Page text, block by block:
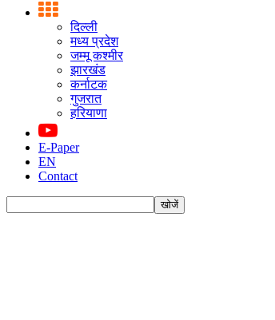
दिल्ली
मध्य प्रदेश
जम्मू कश्मीर
झारखंड
कर्नाटक
गुजरात
हरियाणा
E-Paper
EN
Contact